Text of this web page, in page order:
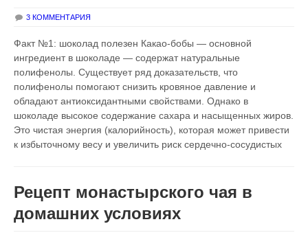
3 КОММЕНТАРИЯ
Факт №1: шоколад полезен Какао-бобы — основной
ингредиент в шоколаде — содержат натуральные
полифенолы. Существует ряд доказательств, что
полифенолы помогают снизить кровяное давление и
обладают антиоксидантными свойствами. Однако в
шоколаде высокое содержание сахара и насыщенных жиров.
Это чистая энергия (калорийность), которая может привести
к избыточному весу и увеличить риск сердечно-сосудистых
Рецепт монастырского чая в
домашних условиях